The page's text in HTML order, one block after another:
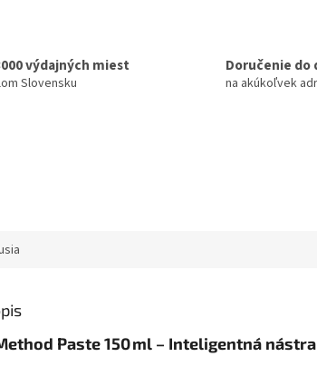
výdajných miest
Slovensku
Doručenie do
na akúkoľvek
Paste 150 ml – Inteligentná